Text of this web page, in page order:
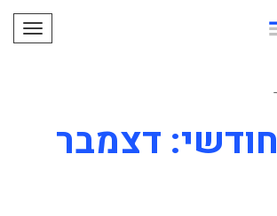
חודשי: דצמבר